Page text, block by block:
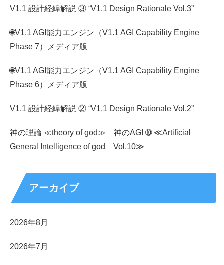
V1.1 設計経緯解説 ③ “V1.1 Design Rationale Vol.3”
🌐V1.1 AGI能力エンジン（V1.1 AGI Capability Engine
Phase 7）メディア版
🌐V1.1 AGI能力エンジン（V1.1 AGI Capability Engine
Phase 6）メディア版
V1.1 設計経緯解説 ② “V1.1 Design Rationale Vol.2”
神の理論 ≪theory of god≫ 神のAGI ➉ ≪Artificial
General Intelligence of god Vol.10≫
アーカイブ
2026年8月
2026年7月